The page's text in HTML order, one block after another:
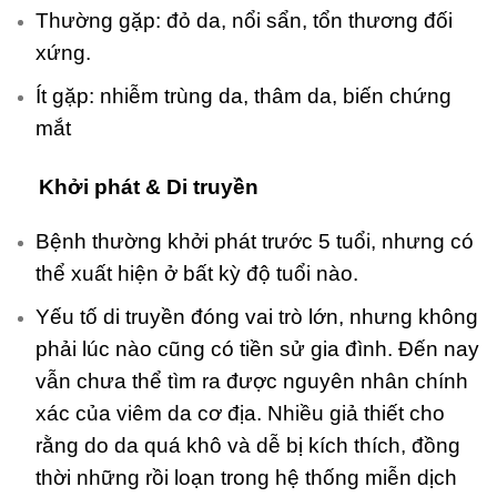
Thường gặp: đỏ da, nổi sẩn, tổn thương đối
xứng.
Ít gặp: nhiễm trùng da, thâm da, biến chứng
mắt
Khởi phát & Di truyền
Bệnh thường khởi phát trước 5 tuổi, nhưng có
thể xuất hiện ở bất kỳ độ tuổi nào.
Yếu tố di truyền đóng vai trò lớn, nhưng không
phải lúc nào cũng có tiền sử gia đình. Đến nay
vẫn chưa thể tìm ra được nguyên nhân chính
xác của viêm da cơ địa. Nhiều giả thiết cho
rằng do da quá khô và dễ bị kích thích, đồng
thời những rồi loạn trong hệ thống miễn dịch